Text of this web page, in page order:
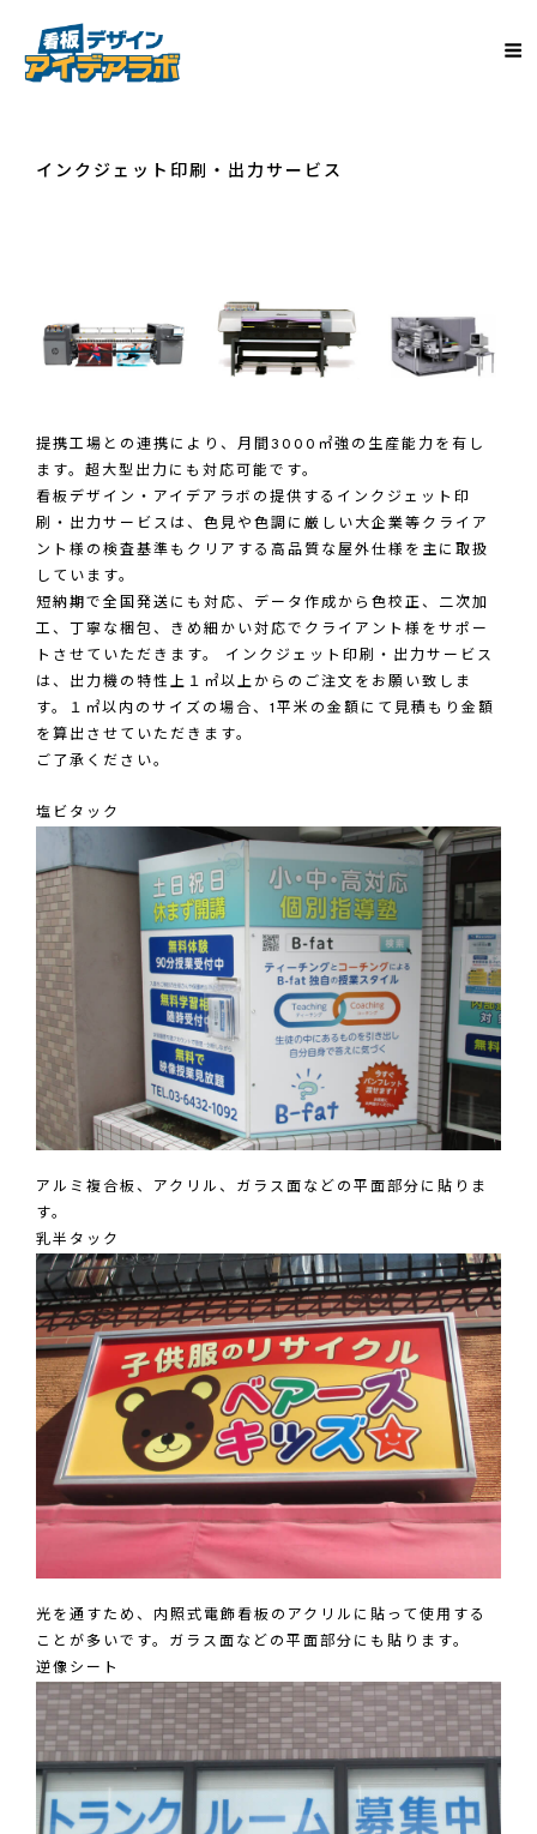
インクジェット印刷・出力サービス
提携工場との連携により、月間3000㎡強の生産能力を有し
ます。超大型出力にも対応可能です。
看板デザイン・アイデアラボの提供するインクジェット印
刷・出力サービスは、色見や色調に厳しい大企業等クライア
ント様の検査基準もクリアする高品質な屋外仕様を主に取扱
しています。
短納期で全国発送にも対応、データ作成から色校正、二次加
工、丁寧な梱包、きめ細かい対応でクライアント様をサポー
トさせていただきます。 インクジェット印刷・出力サービス
は、出力機の特性上１㎡以上からのご注文をお願い致しま
す。１㎡以内のサイズの場合、1平米の金額にて見積もり金額
を算出させていただきます。
ご了承ください。
塩ビタック
アルミ複合板、アクリル、ガラス面などの平面部分に貼りま
す。
乳半タック
光を通すため、内照式電飾看板のアクリルに貼って使用する
ことが多いです。ガラス面などの平面部分にも貼ります。
逆像シート